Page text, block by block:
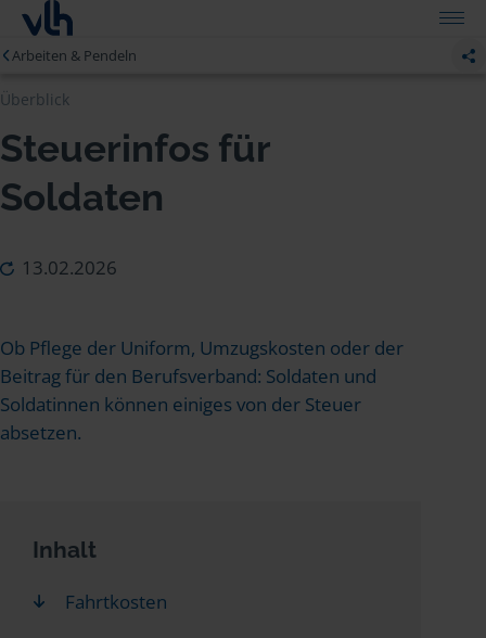
Arbeiten & Pendeln
Überblick
Steuerinfos für
Soldaten
13.02.2026
Ob Pflege der Uniform, Umzugskosten oder der
Beitrag für den Berufsverband: Soldaten und
Soldatinnen können einiges von der Steuer
absetzen.
Inhalt
Fahrtkosten